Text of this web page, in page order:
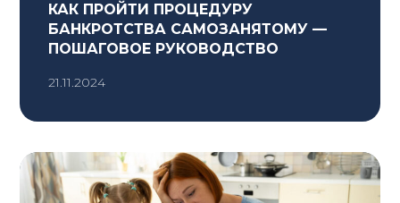
КАК ПРОЙТИ ПРОЦЕДУРУ
БАНКРОТСТВА САМОЗАНЯТОМУ —
ПОШАГОВОЕ РУКОВОДСТВО
21.11.2024